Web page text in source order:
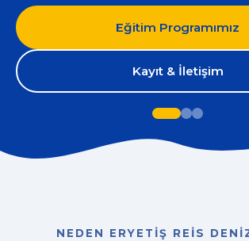
Eğitim Programımız
Kayıt & İletişim
NEDEN ERYETIŞ REIS